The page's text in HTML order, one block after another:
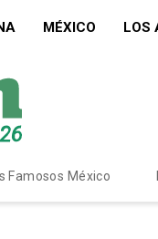
MÉXICO LOS
Famosos México